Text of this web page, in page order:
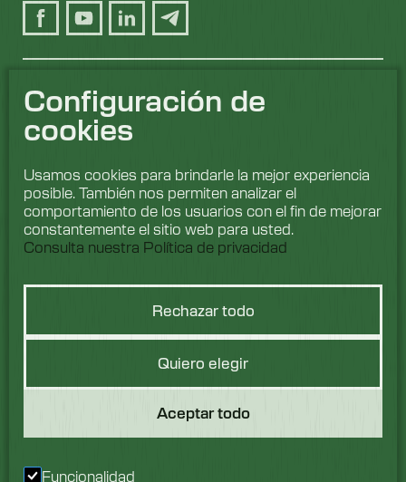
Configuración de
cookies
Usamos cookies para brindarle la mejor experiencia
posible. También nos permiten analizar el
comportamiento de los usuarios con el fin de mejorar
constantemente el sitio web para usted.
Consulta nuestra Política de privacidad
Rechazar todo
Quiero elegir
Aceptar todo
Funcionalidad
Hablemos de
lavado
Nos encantaría saber